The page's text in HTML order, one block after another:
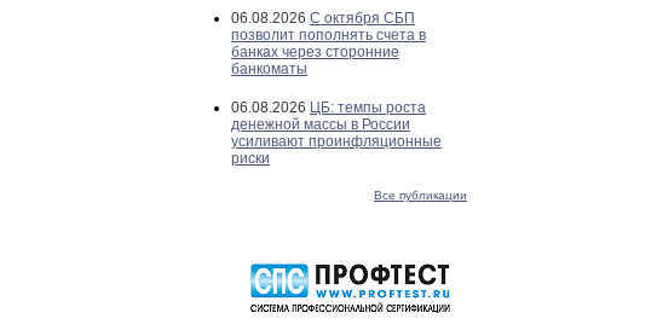
06.08.2026 С октября СБП
позволит пополнять счета в
банках через сторонние
банкоматы
06.08.2026 ЦБ: темпы роста
денежной массы в России
усиливают проинфляционные
риски
Все публикации